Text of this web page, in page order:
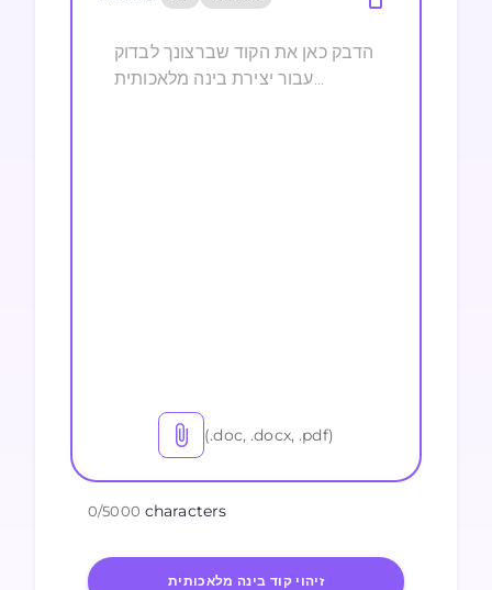
(.doc, .docx, .pdf)
0/5000 characters
זיהוי קוד בינה מלאכותית